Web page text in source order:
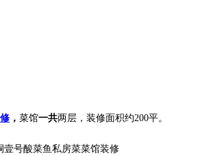
， 菜馆一共两层，装修面积约200平。